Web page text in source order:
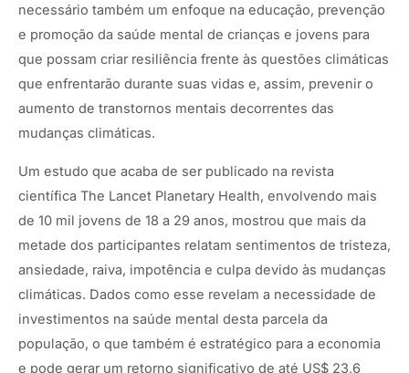
necessário também um enfoque na educação, prevenção
e promoção da saúde mental de crianças e jovens para
que possam criar resiliência frente às questões climáticas
que enfrentarão durante suas vidas e, assim, prevenir o
aumento de transtornos mentais decorrentes das
mudanças climáticas.
Um estudo que acaba de ser publicado na revista
científica The Lancet Planetary Health, envolvendo mais
de 10 mil jovens de 18 a 29 anos, mostrou que mais da
metade dos participantes relatam sentimentos de tristeza,
ansiedade, raiva, impotência e culpa devido às mudanças
climáticas. Dados como esse revelam a necessidade de
investimentos na saúde mental desta parcela da
população, o que também é estratégico para a economia
e pode gerar um retorno significativo de até US$ 23,6